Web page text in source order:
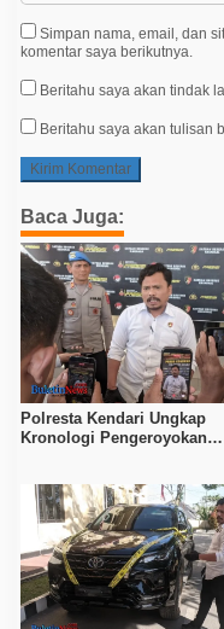
Simpan nama, email, dan
komentar saya berikutnya.
Beritahu saya akan tindak
Beritahu saya akan tulisan
Baca Juga:
Polresta Kendari Ungkap
Kronologi Pengeroyokan